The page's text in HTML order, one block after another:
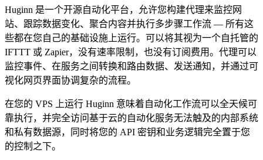
Huginn 是一个开源自动化平台，允许您构建代理来监控网
站、跟踪数据变化、聚合内容并执行多步骤工作流 — 所有这
些都在您自己的基础设施上运行。可以将其视为一个自托管的
IFTTT 或 Zapier，没有速率限制，也没有订阅费用。代理可以
监控事件、在服务之间转换和路由数据、发送通知，并通过可
视化网页界面协调复杂的流程。
在您的 VPS 上运行 Huginn 意味着自动化工作流可以全天候可
靠执行，并完全访问基于云的自动化服务无法触及的内部系统
和私有数据源，同时将您的 API 密钥和业务逻辑完全置于您
的控制之下。